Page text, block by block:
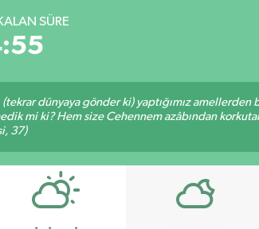
SÜRE
dünyaya gönder ki) yaptığımız amellerden
mi ki? Hem size Cehennem azâbından
37)